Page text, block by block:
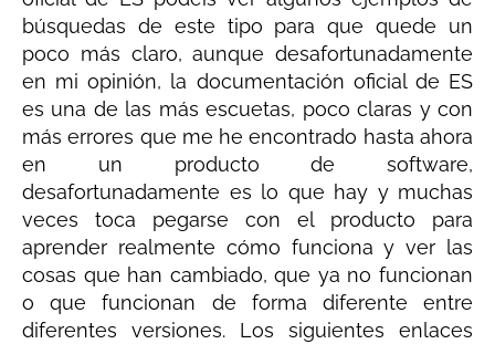
búsquedas de este tipo para que quede un
poco más claro, aunque desafortunadamente
en mi opinión, la documentación oficial de ES
es una de las más escuetas, poco claras y con
más errores que me he encontrado hasta ahora
en un producto de software,
desafortunadamente es lo que hay y muchas
veces toca pegarse con el producto para
aprender realmente cómo funciona y ver las
cosas que han cambiado, que ya no funcionan
o que funcionan de forma diferente entre
diferentes versiones. Los siguientes enlaces